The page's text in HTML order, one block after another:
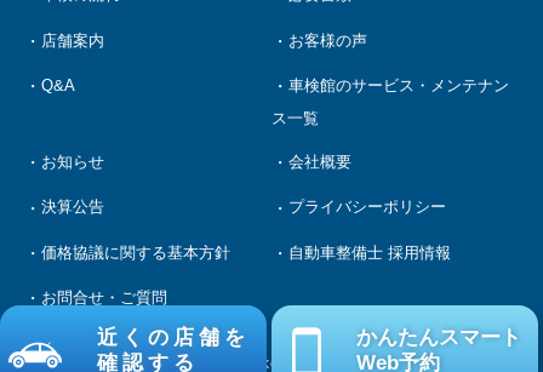
近くの店舗を
確認する
かんたんスマート
Web予約
店舗案内 お客様の声
Q&A
車検館のサービス・メンテナン
ス一覧
お知らせ 会社概要
決算公告 プライバシーポリシー
価格協議に関する基本方針 自動車整備士 採用情報
お問合せ・ご質問
Copyright Shakenkan CO.LTD..